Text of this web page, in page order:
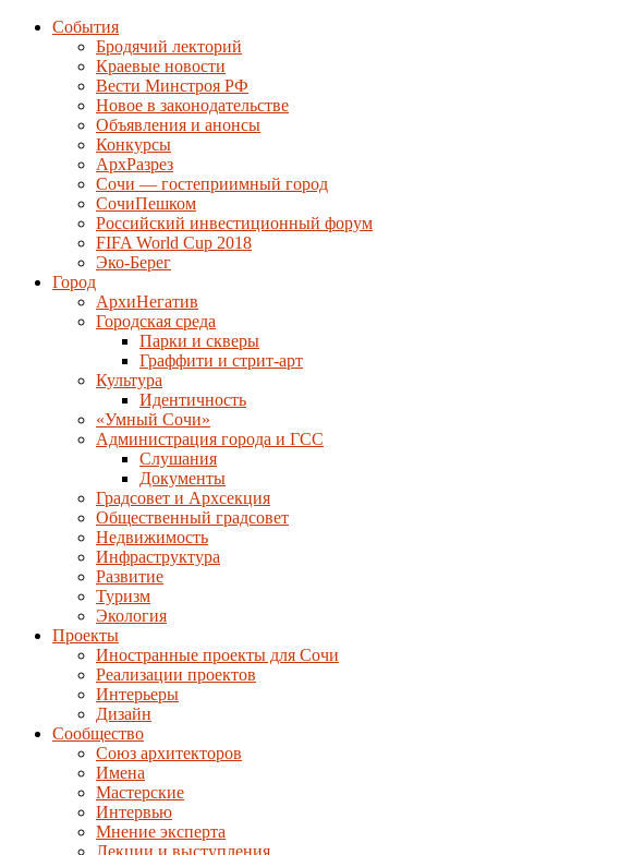
События
Бродячий лекторий
Краевые новости
Вести Минстроя РФ
Новое в законодательстве
Объявления и анонсы
Конкурсы
АрхРазрез
Сочи — гостеприимный город
СочиПешком
Российский инвестиционный форум
FIFA World Cup 2018
Эко-Берег
Город
АрхиНегатив
Городская среда
Парки и скверы
Граффити и стрит-арт
Культура
Идентичность
«Умный Сочи»
Администрация города и ГСС
Слушания
Документы
Градсовет и Архсекция
Общественный градсовет
Недвижимость
Инфраструктура
Развитие
Туризм
Экология
Проекты
Иностранные проекты для Сочи
Реализации проектов
Интерьеры
Дизайн
Сообщество
Союз архитекторов
Имена
Мастерские
Интервью
Мнение эксперта
Лекции и выступления